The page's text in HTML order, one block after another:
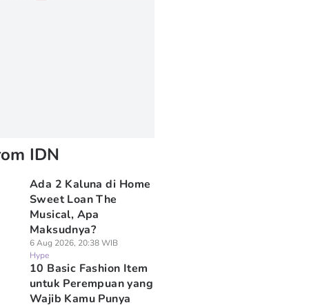
IDN
Ada 2 Kaluna di ⁠Home
Sweet Loan The
Musical, Apa
Maksudnya?
6 Aug 2026, 20:38 WIB
Hype
10 Basic Fashion Item
untuk Perempuan yang
Wajib Kamu Punya